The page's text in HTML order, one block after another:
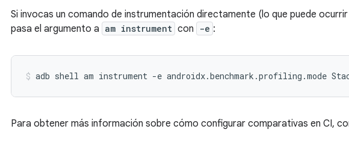
Si invocas un comando de instrumentación directamente (lo que puede
pasa el argumento a am instrument con -e :
adb shell am instrument -e androidx.benchmark.profiling.mode
Para obtener más información sobre cómo configurar comparativas en CI,